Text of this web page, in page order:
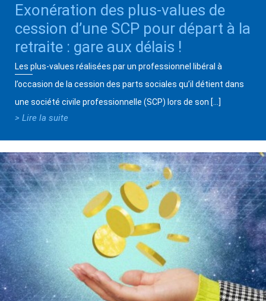
Exonération des plus-values de
cession d’une SCP pour départ à la
retraite : gare aux délais !
Les plus-values réalisées par un professionnel libéral à
l’occasion de la cession des parts sociales qu’il détient dans
une société civile professionnelle (SCP) lors de son […]
> Lire la suite